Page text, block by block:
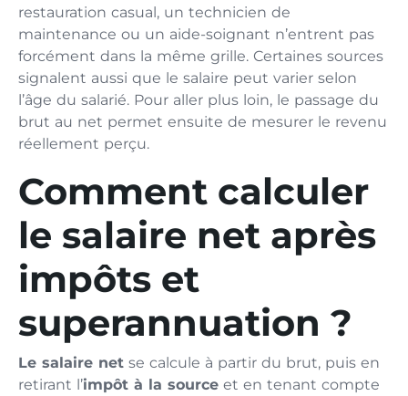
restauration casual, un technicien de
maintenance ou un aide-soignant n’entrent pas
forcément dans la même grille. Certaines sources
signalent aussi que le salaire peut varier selon
l’âge du salarié. Pour aller plus loin, le passage du
brut au net permet ensuite de mesurer le revenu
réellement perçu.
Comment calculer
le salaire net après
impôts et
superannuation ?
Le salaire net se calcule à partir du brut, puis en
retirant l’impôt à la source et en tenant compte